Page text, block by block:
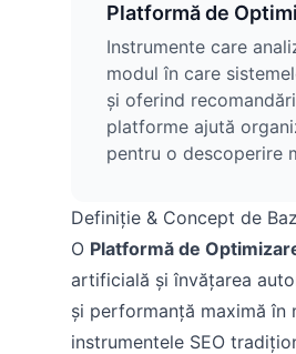
Platformă de
Instrumente care
modul în care
și oferind
platforme ajută
pentru o descoperire
Definiție & Concept de
O Platformă de
artificială și învățarea
și performanță maximă în
instrumentele SEO